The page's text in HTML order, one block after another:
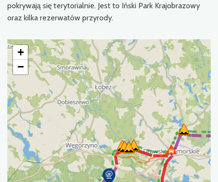
pokrywają się terytorialnie. Jest to Iński Park Krajobrazowy
oraz kilka rezerwatów przyrody.
+
−